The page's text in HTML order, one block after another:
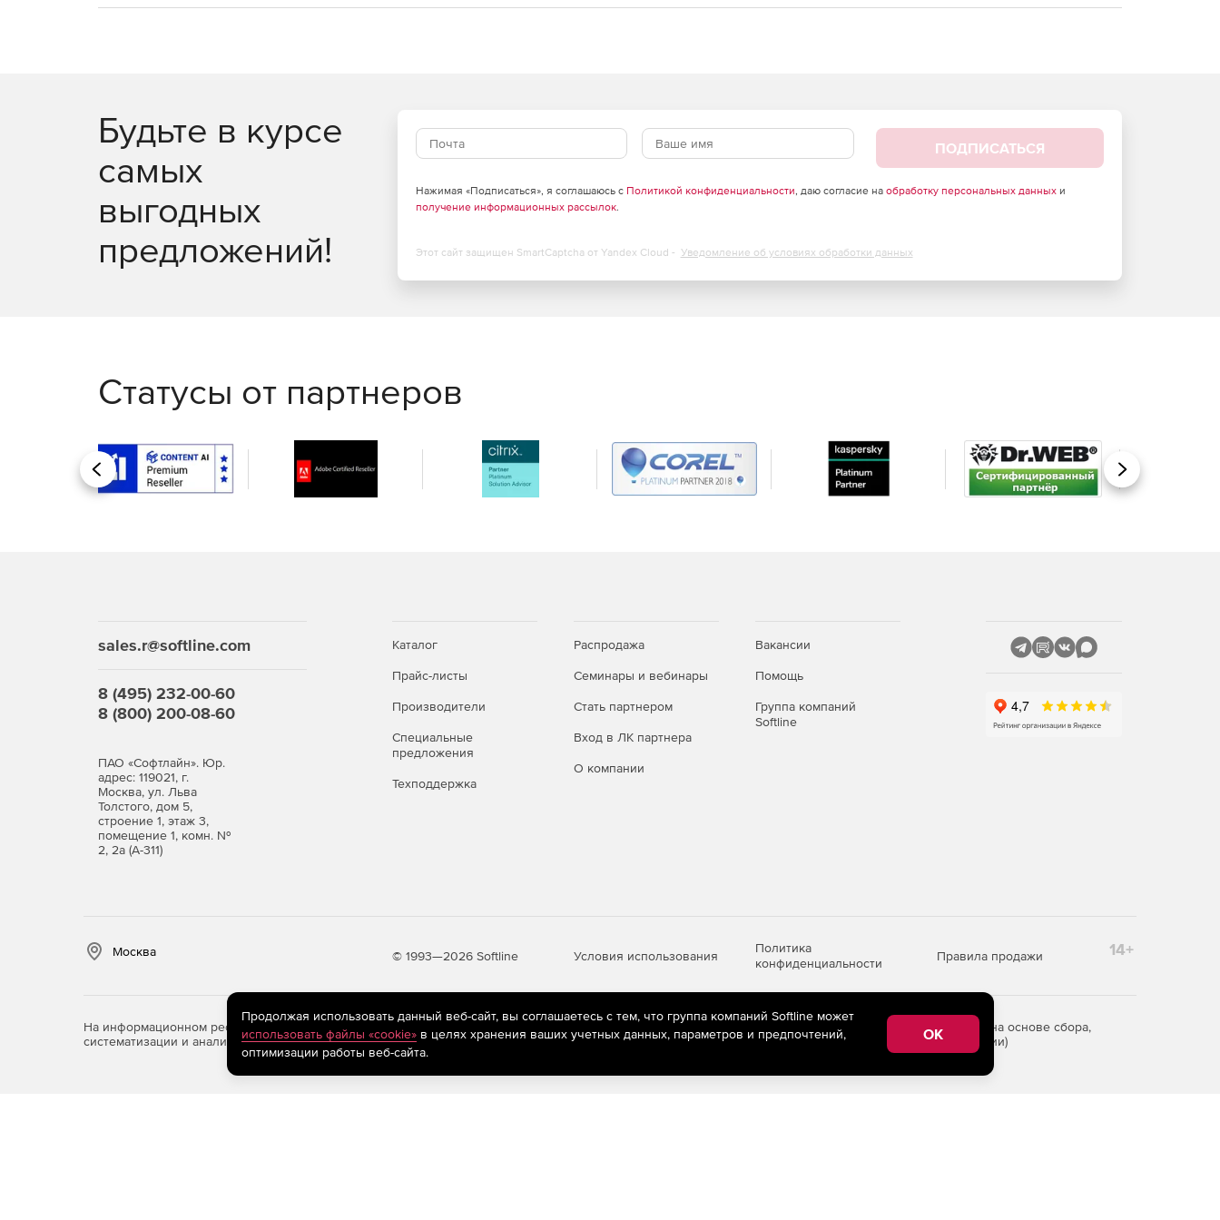
Будьте в курсе
самых
выгодных
предложений!
ПОДПИСАТЬСЯ
Нажимая «Подписаться», я соглашаюсь с Политикой конфиденциальности, даю согласие на обработку персональных данныхи
получение информационных рассылок.
Этот сайт защищен SmartCaptcha от Yandex Cloud - Уведомление об условиях обработки данных
Статусы от партнеров
Назад Вперед
sales.r@softline.com
8 (495) 232-00-60
8 (800) 200-08-60
ПАО «Софтлайн». Юр.
адрес: 119021, г.
Москва, ул. Льва
Толстого, дом 5,
строение 1, этаж 3,
помещение 1, комн. №
2, 2а (А-311)
Каталог
Прайс-листы
Производители
Специальные
предложения
Техподдержка
Распродажа
Семинары и вебинары
Стать партнером
Вход в ЛК партнера
О компании
Вакансии
Помощь
Группа компаний
Softline
Москва © 1993—2026 Softline Условия использования
Политика
конфиденциальности
Правила продажи 14+
На информационном ресурсе store.softline.ru применяются рекомендательные технологии
(информационные технологии предоставления информации на основе сбора,
систематизации и анализа сведений, относящихся к предпочтениям пользователей сети «Интернет», находящихся на территории Российской Федерации)
Продолжая использовать данный веб-сайт, вы соглашаетесь с тем, что группа компаний Softline может
использовать файлы «cookie»в целях хранения ваших учетных данных, параметров и предпочтений,
оптимизации работы веб-сайта.
OK